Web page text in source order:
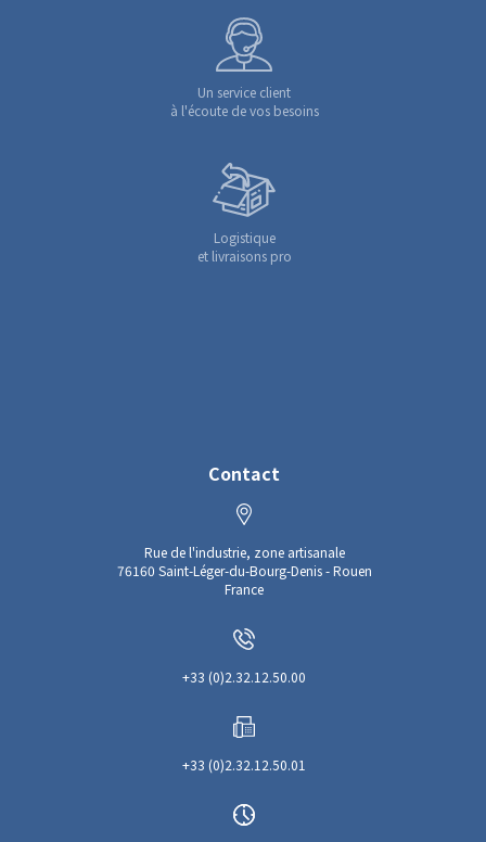
Un service client
à l'écoute de vos besoins
Logistique
et livraisons pro
Contact
Rue de l'industrie, zone artisanale
76160 Saint-Léger-du-Bourg-Denis - Rouen
France
+33 (0)2.32.12.50.00
+33 (0)2.32.12.50.01